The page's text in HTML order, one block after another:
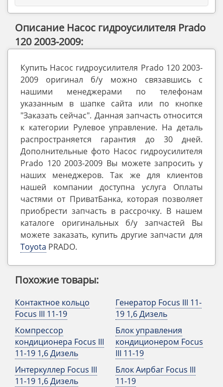
Описание Насос гидроусилителя Prado
120 2003-2009:
Купить Насос гидроусилителя Prado 120 2003-
2009 оригинал б/у можно связавшись с
нашими менеджерами по телефонам
указанным в шапке сайта или по кнопке
"Заказать сейчас". Данная запчасть относится
к категории Рулевое управление. На деталь
распространяется гарантия до 30 дней.
Дополнительные фото Насос гидроусилителя
Prado 120 2003-2009 Вы можете запросить у
наших менеджеров. Так же для клиентов
нашей компании доступна услуга Оплаты
частями от ПриватБанка, которая позволяет
приобрести запчасть в рассрочку. В нашем
каталоге оригинальных б/у запчастей Вы
можете заказать, купить другие запчасти для
Toyota PRADO.
Похожие товары:
Контактное кольцо
Focus III 11-19
Компрессор
кондиционера Focus III
11-19 1,6 Дизель
Интеркуллер Focus III
11-19 1,6 Дизель
Генератор Focus III 11-
19 1,6 Дизель
Блок управления
кондиционером Focus
III 11-19
Блок Аирбаг Focus III
11-19